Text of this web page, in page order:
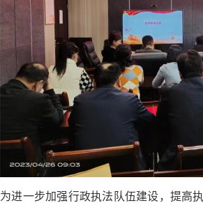
为进一步加强行政执法队伍建设，提高